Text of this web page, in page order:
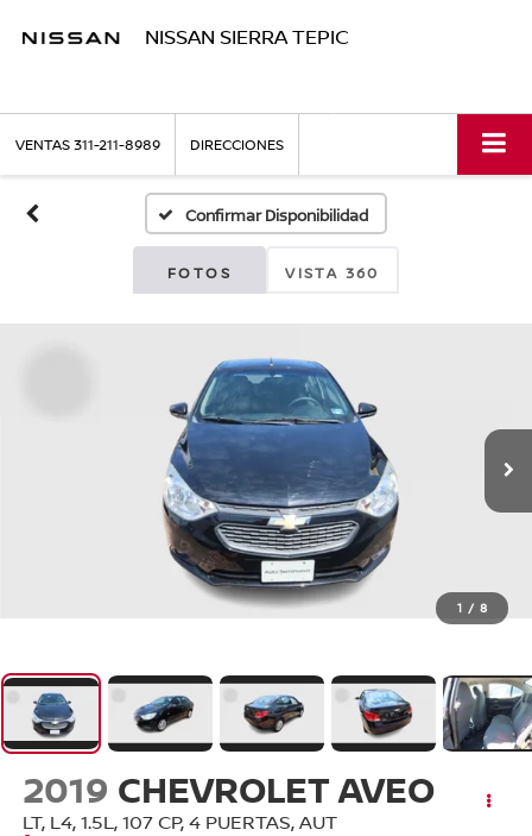
NISSAN SIERRA TEPIC
VENTAS311-211-8989 DIRECCIONES
Confirmar Disponibilidad
FOTOS VISTA 360
1 / 8
2019 CHEVROLET AVEO
LT, L4, 1.5L, 107 CP, 4 PUERTAS, AUT